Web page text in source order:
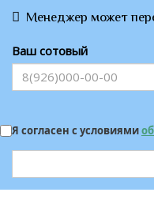
Менеджер может
Ваш сотовый
Я согласен с условиями